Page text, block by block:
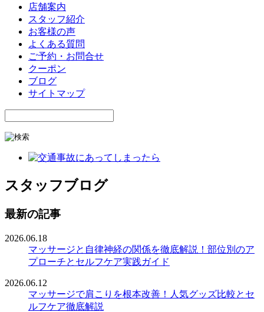
店舗案内
スタッフ紹介
お客様の声
よくある質問
ご予約・お問合せ
クーポン
ブログ
サイトマップ
スタッフブログ
最新の記事
2026.06.18
マッサージと自律神経の関係を徹底解説！部位別のア
プローチとセルフケア実践ガイド
2026.06.12
マッサージで肩こりを根本改善！人気グッズ比較とセ
ルフケア徹底解説